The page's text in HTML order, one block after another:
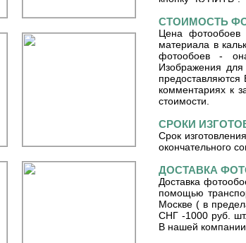
СТОИМОСТЬ
Цена фотообоев
материала в
фотообоев -
Изображения
комментариях к
стоимости.
СРОКИ
Срок
окончательного
ДОСТАВКА
Доставка
помощью
Москве ( в
СНГ -1000 руб. шт.
В нашей